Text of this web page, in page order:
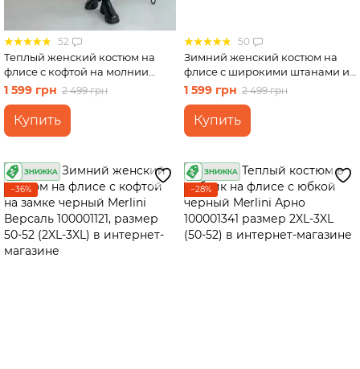
52
Теплый женский костюм на
флисе с кофтой на молнии
черный Merlini Анже
100001081, размер 50-52 (2XL-
3XL)
1 599 грн 2 499 грн
Купить
50
Зимний женский костюм на
флисе с широкими штанами и
кофтой на замке черный
Merlini Клермон 100001101,
размер 50-52 (2XL-3XL)
1 599 грн 2 499 грн
Купить
−36% −28%